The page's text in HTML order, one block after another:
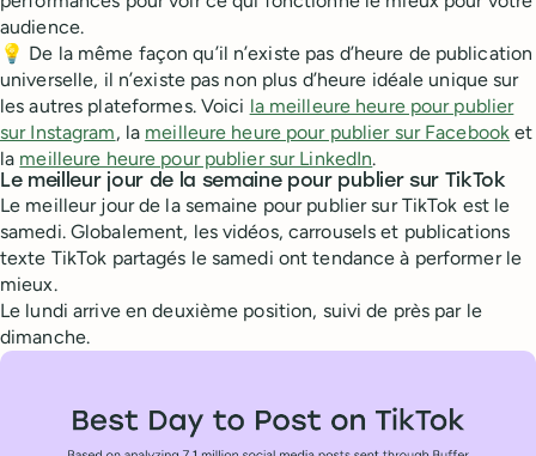
audience.
💡 De la même façon qu’il n’existe pas d’heure de publication
universelle, il n’existe pas non plus d’heure idéale unique sur
les autres plateformes. Voici la meilleure heure pour publier
sur Instagram, la meilleure heure pour publier sur Facebook et
la meilleure heure pour publier sur LinkedIn.
Le meilleur jour de la semaine pour publier sur TikTok
Le meilleur jour de la semaine pour publier sur TikTok est le
samedi. Globalement, les vidéos, carrousels et publications
texte TikTok partagés le samedi ont tendance à performer le
mieux.
Le lundi arrive en deuxième position, suivi de près par le
dimanche.